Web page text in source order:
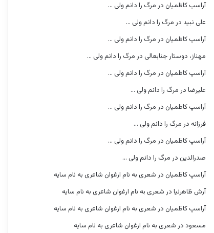
آراسپ کاظمیان در مرگ را دانم ولی …
علی نبید در مرگ را دانم ولی …
آراسپ کاظمیان در مرگ را دانم ولی …
مهناز، دوستار جنابعالی در مرگ را دانم ولی …
آراسپ کاظمیان در مرگ را دانم ولی …
علیرضا در مرگ را دانم ولی …
آراسپ کاظمیان در مرگ را دانم ولی …
فرزانه در مرگ را دانم ولی …
آراسپ کاظمیان در مرگ را دانم ولی …
صدرالدین در مرگ را دانم ولی …
آراسپ کاظمیان در شعری به نام ارغوان شاعری به نام سایه
آرش ظاهرنیا در شعری به نام ارغوان شاعری به نام سایه
آراسپ کاظمیان در شعری به نام ارغوان شاعری به نام سایه
مسعود در شعری به نام ارغوان شاعری به نام سایه